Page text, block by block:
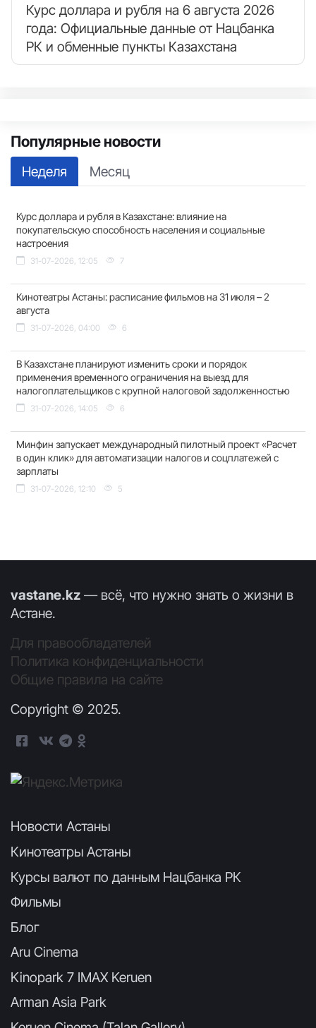
Курс доллара и рубля на 6 августа 2026
года: Официальные данные от Нацбанка
РК и обменные пункты Казахстана
Популярные новости
Неделя Месяц
Курс доллара и рубля в Казахстане: влияние на
покупательскую способность населения и социальные
настроения
31-07-2026, 12:05 7
Кинотеатры Астаны: расписание фильмов на 31 июля – 2
августа
31-07-2026, 04:00 6
В Казахстане планируют изменить сроки и порядок
применения временного ограничения на выезд для
налогоплательщиков с крупной налоговой задолженностью
31-07-2026, 14:05 6
Минфин запускает международный пилотный проект «Расчет
в один клик» для автоматизации налогов и соцплатежей с
зарплаты
31-07-2026, 12:10 5
vastane.kz — всё, что нужно знать о жизни в
Астане.
Для правообладателей
Политика конфиденциальности
Общие правила на сайте
Copyright © 2025.
Новости Астаны
Кинотеатры Астаны
Курсы валют по данным Нацбанка РК
Фильмы
Блог
Aru Cinema
Kinopark 7 IMAX Keruen
Arman Asia Park